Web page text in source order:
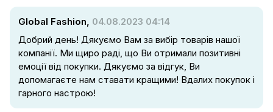
Global Fashion, 04.08.2023 04:14
Добрий день! Дякуємо Вам за вибір товарів нашої
компанії. Ми щиро раді, що Ви отримали позитивні
емоції від покупки. Дякуємо за відгук, Ви
допомагаєте нам ставати кращими! Вдалих покупок і
гарного настрою!